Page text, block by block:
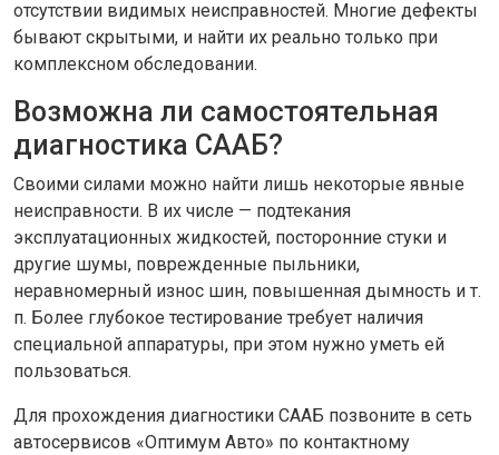
отсутствии видимых неисправностей. Многие дефекты
бывают скрытыми, и найти их реально только при
комплексном обследовании.
Возможна ли самостоятельная
диагностика СААБ?
Своими силами можно найти лишь некоторые явные
неисправности. В их числе — подтекания
эксплуатационных жидкостей, посторонние стуки и
другие шумы, поврежденные пыльники,
неравномерный износ шин, повышенная дымность и т.
п. Более глубокое тестирование требует наличия
специальной аппаратуры, при этом нужно уметь ей
пользоваться.
Для прохождения диагностики СААБ позвоните в сеть
автосервисов «Оптимум Авто» по контактному